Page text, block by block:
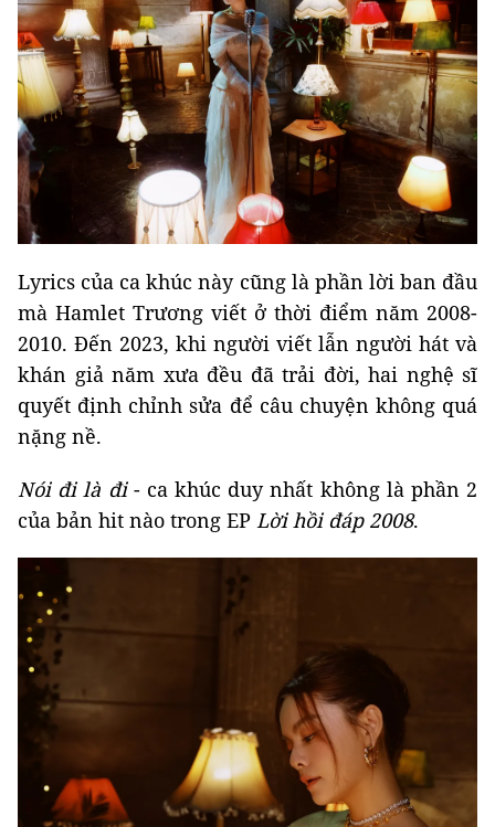
Lyrics của ca khúc này cũng là phần lời ban đầu
mà Hamlet Trương viết ở thời điểm năm 2008-
2010. Đến 2023, khi người viết lẫn người hát và
khán giả năm xưa đều đã trải đời, hai nghệ sĩ
quyết định chỉnh sửa để câu chuyện không quá
nặng nề.
Nói đi là đi - ca khúc duy nhất không là phần 2
của bản hit nào trong EP Lời hồi đáp 2008.